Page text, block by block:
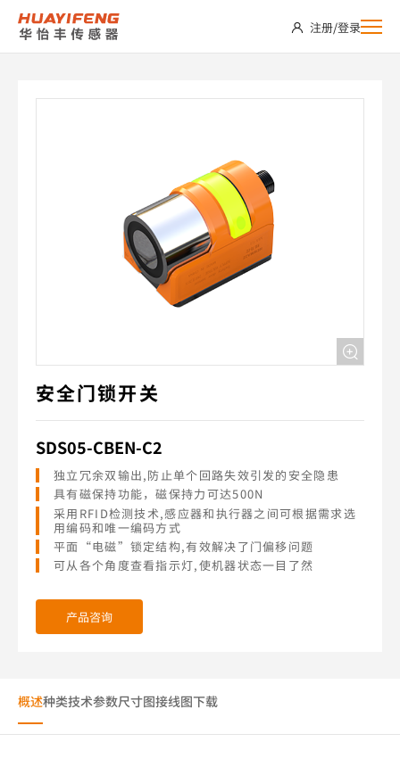
SDS05-
CBEN-
注册/登录
安全门锁开关
SDS05-CBEN-C2
独立冗余双输出,防止单个回路失效引发的安全隐患
具有磁保持功能，磁保持力可达500N
采用RFID检测技术,感应器和执行器之间可根据需求选
用编码和唯一编码方式
平面“电磁”锁定结构,有效解决了门偏移问题
可从各个角度查看指示灯,使机器状态一目了然
产品咨询
概述种类技术参数尺寸图接线图下载